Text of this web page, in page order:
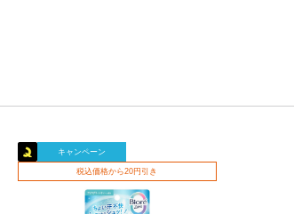
キャンペーン
税込価格から20円引き